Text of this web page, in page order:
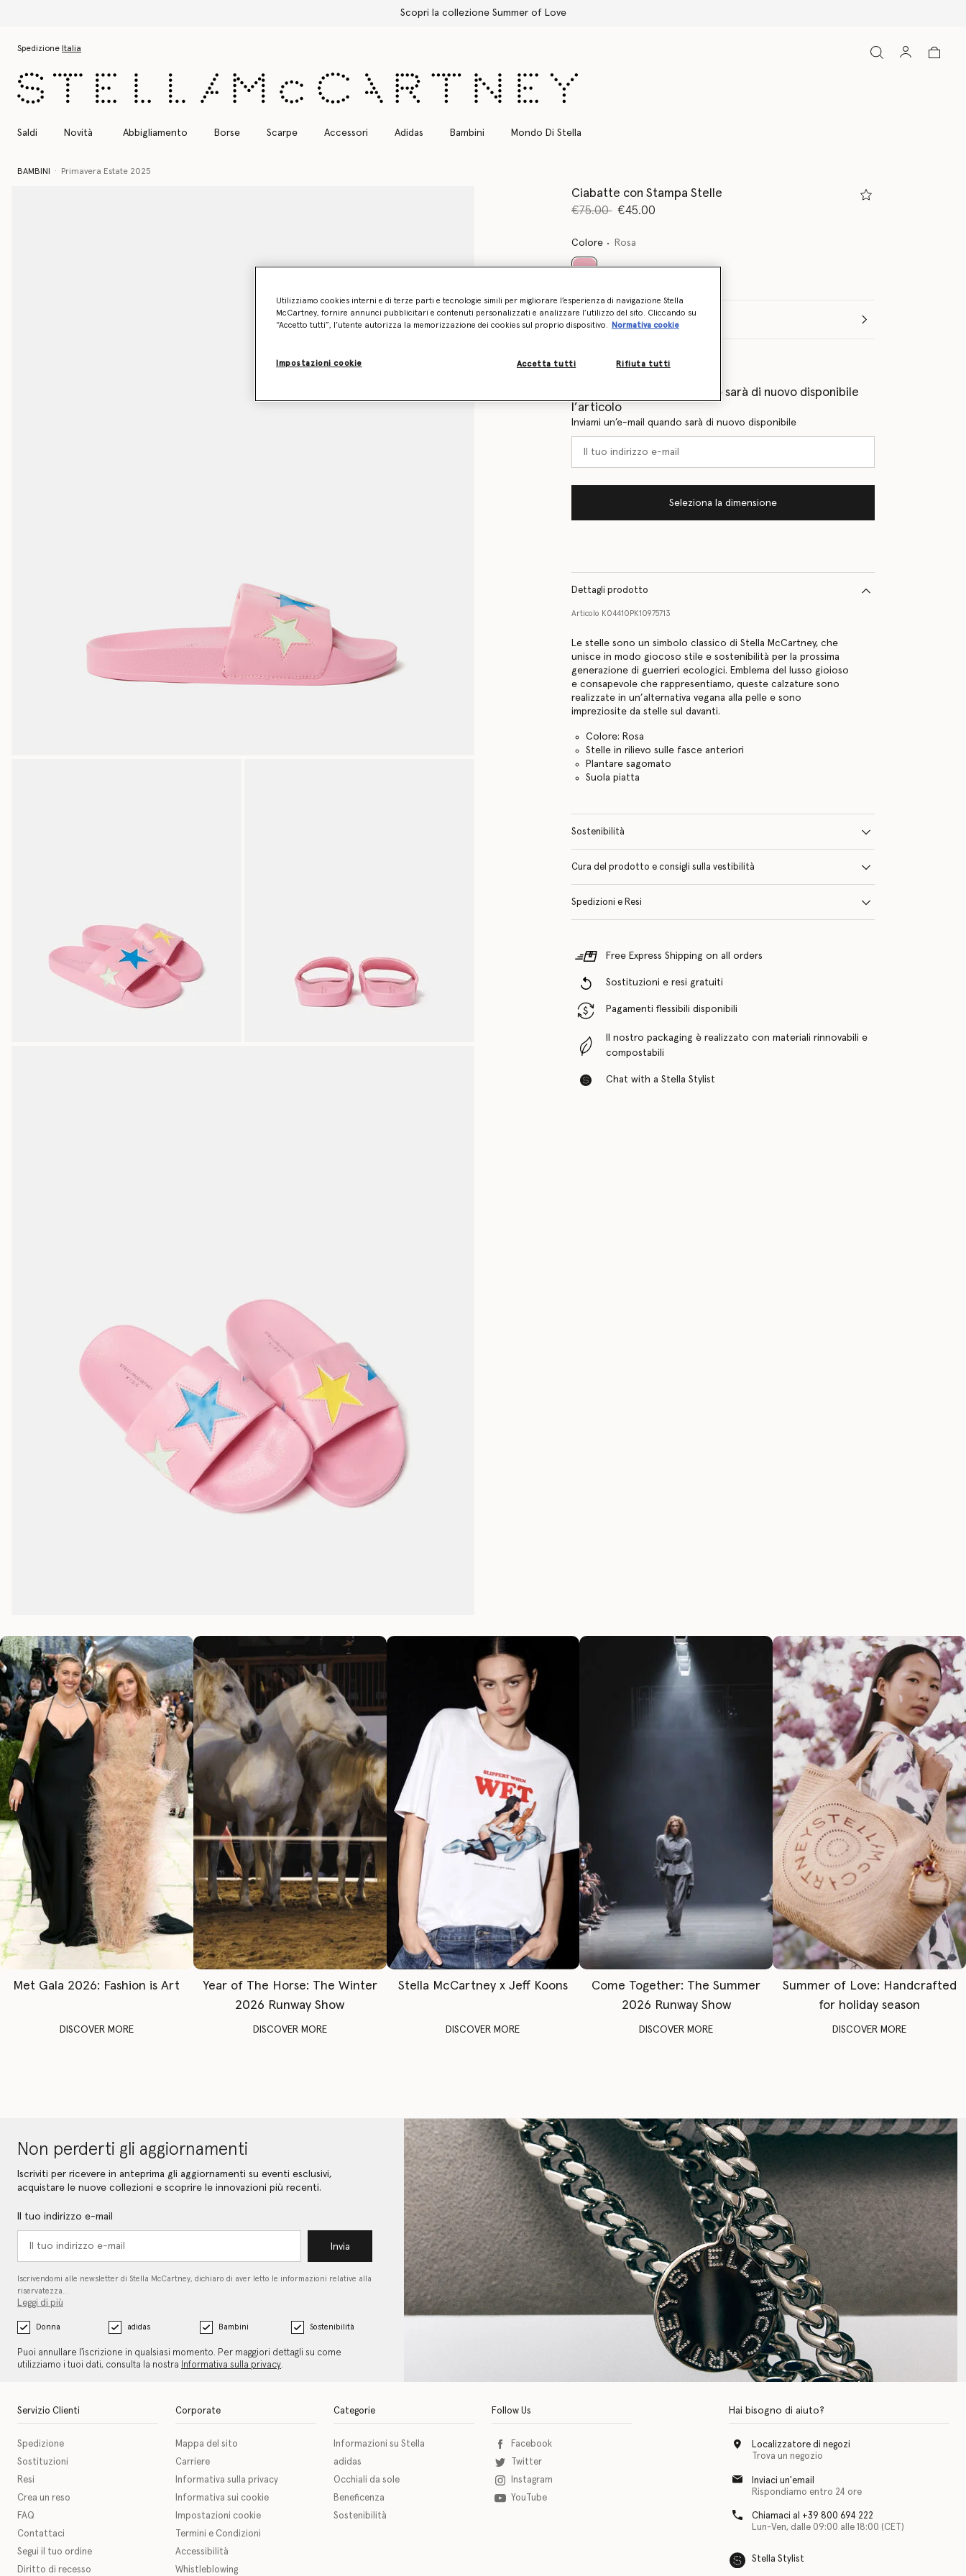
Spedizione Express gratuita per tutti gli ordini
Spedizione Italia
Saldi Novità Abbigliamento Borse Scarpe Accessori Adidas Bambini Mondo Di Stella
BAMBINI Primavera Estate 2025
Ciabatte con Stampa Stelle
Prezzo ridotto da
€75.00a€45.00
Colore Rosa
Seleziona la dimensione
Tabella delle taglie
Scopri in anteprima quando sarà di nuovo disponibile
l’articolo
Inviami un’e-mail quando sarà di nuovo disponibile
Seleziona la dimensione
Dettagli prodotto
Articolo K04410PK10975713
Le stelle sono un simbolo classico di Stella McCartney, che
unisce in modo giocoso stile e sostenibilità per la prossima
generazione di guerrieri ecologici. Emblema del lusso gioioso
e consapevole che rappresentiamo, queste calzature sono
realizzate in un’alternativa vegana alla pelle e sono
impreziosite da stelle sul davanti.
Colore: Rosa
Stelle in rilievo sulle fasce anteriori
Plantare sagomato
Suola piatta
Sostenibilità
Cura del prodotto e consigli sulla vestibilità
Spedizioni e Resi
Free Express Shipping on all orders
Sostituzioni e resi gratuiti
Pagamenti flessibili disponibili
Il nostro packaging è realizzato con materiali rinnovabili e
compostabili
Chat with a Stella Stylist
Met Gala 2026: Fashion is Art
DISCOVER MORE
Year of The Horse: The Winter
2026 Runway Show
DISCOVER MORE
Stella McCartney x Jeff Koons
DISCOVER MORE
Come Together: The Summer
2026 Runway Show
DISCOVER MORE
Summer of Love: Handcrafted
for holiday season
DISCOVER MORE
Non perderti gli aggiornamenti
Iscriviti per ricevere in anteprima gli aggiornamenti su eventi esclusivi,
acquistare le nuove collezioni e scoprire le innovazioni più recenti.
Il tuo indirizzo e-mail
Invia
Iscrivendomi alle newsletter di Stella McCartney, dichiaro di aver letto le informazioni relative alla
riservatezza…
Leggi di più
Donna adidas Bambini Sostenibilità
Puoi annullare l'iscrizione in qualsiasi momento. Per maggiori dettagli su come
utilizziamo i tuoi dati, consulta la nostra
Informativa sulla privacy.
Servizio Clienti
Spedizione
Sostituzioni
Resi
Crea un reso
FAQ
Contattaci
Segui il tuo ordine
Diritto di recesso
Corporate
Mappa del sito
Carriere
Informativa sulla privacy
Informativa sui cookie
Impostazioni cookie
Termini e Condizioni
Accessibilità
Whistleblowing
Categorie
Informazioni su Stella
adidas
Occhiali da sole
Beneficenza
Sostenibilità
Follow Us
Facebook
Twitter
Instagram
YouTube
Hai bisogno di aiuto?
Localizzatore di negozi
Trova un negozio
Inviaci un'email
Rispondiamo entro 24 ore
Chiamaci al +39 800 694 222
Lun-Ven, dalle 09:00 alle 18:00 (CET)
Stella Stylist
Utilizziamo cookies interni e di terze parti e tecnologie simili per migliorare l’esperienza di navigazione Stella
McCartney, fornire annunci pubblicitari e contenuti personalizzati e analizzare l’utilizzo del sito. Cliccando su
“Accetto tutti”, l’utente autorizza la memorizzazione dei cookies sul proprio dispositivo.
Normativa cookie
Impostazioni cookie Rifiuta tutti
Accetta tutti